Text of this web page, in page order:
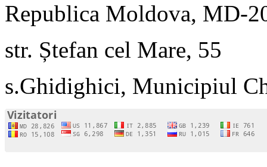
Republica Moldova, MD-
str. Ștefan cel Mare, 55
s.Ghidighici, Municipiul